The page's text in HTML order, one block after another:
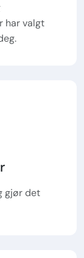
har valgt
gjør det